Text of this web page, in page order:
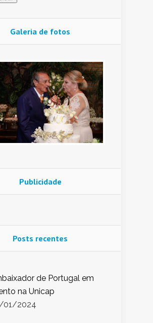
Galeria de fotos
Publicidade
Posts recentes
de Portugal em
na Unicap
01/2024